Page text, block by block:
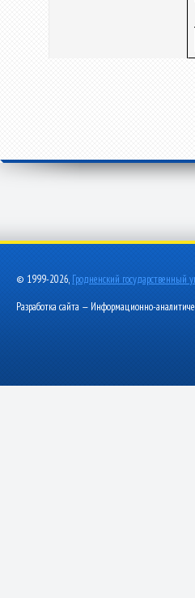
© 1999-2026, Гродненский государственный
Разработка сайта — Информационно-